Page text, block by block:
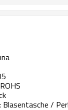
Blasentasche /